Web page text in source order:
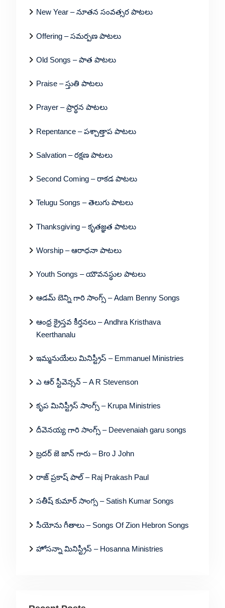
New Year – నూతన సంవత్సర పాటలు
Offering – సమర్పణ పాటలు
Old Songs – పాత పాటలు
Praise – స్తుతి పాటలు
Prayer – ప్రార్థన పాటలు
Repentance – పశ్చాత్తాప పాటలు
Salvation – రక్షణ పాటలు
Second Coming – రాకడ పాటలు
Telugu Songs – తెలుగు పాటలు
Thanksgiving – కృతజ్ఞత పాటలు
Worship – ఆరాధనా పాటలు
Youth Songs – యౌవనస్థుల పాటలు
ఆడమ్ బెన్ని గారి సాంగ్స్ – Adam Benny Songs
ఆంధ్ర క్రైస్తవ కీర్తనలు – Andhra Kristhava
Keerthanalu
ఇమ్మనుయేలు మినిస్ట్రీస్ – Emmanuel Ministries
ఎ ఆర్ స్టీవెన్సన్ – A R Stevenson
కృప మినిస్ట్రీస్ సాంగ్స్ – Krupa Ministries
దీవెనయ్య గారి సాంగ్స్ – Deevenaiah garu songs
బ్రదర్ జె జాన్ గారు – Bro J John
రాజ్ ప్రకాష్ పాల్ – Raj Prakash Paul
సతీష్ కుమార్ సాంగ్స – Satish Kumar Songs
సీయోను గీతాలు – Songs Of Zion Hebron Songs
హోసన్నా మినిస్ట్రీస్ – Hosanna Ministries